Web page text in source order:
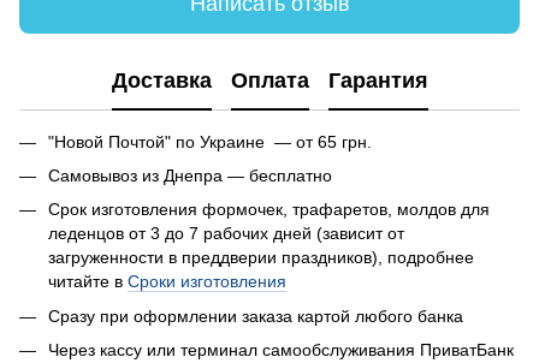
Доставка Оплата Гарантия
"Новой Почтой" по Украине — от 65 грн.
Самовывоз из Днепра — бесплатно
Срок изготовления формочек, трафаретов, молдов для
леденцов от 3 до 7 рабочих дней (зависит от
загруженности в преддверии праздников), подробнее
читайте в Сроки изготовления
Сразу при оформлении заказа картой любого банка
Через кассу или терминал самообслуживания ПриватБанк